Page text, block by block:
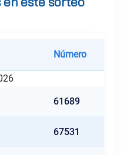
Número
61689
67531